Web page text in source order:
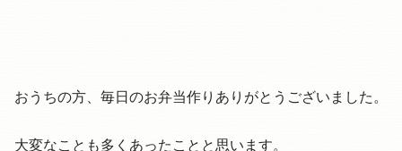
おうちの方、毎日のお弁当作りありがとうございました。
大変なことも多くあったことと思います。